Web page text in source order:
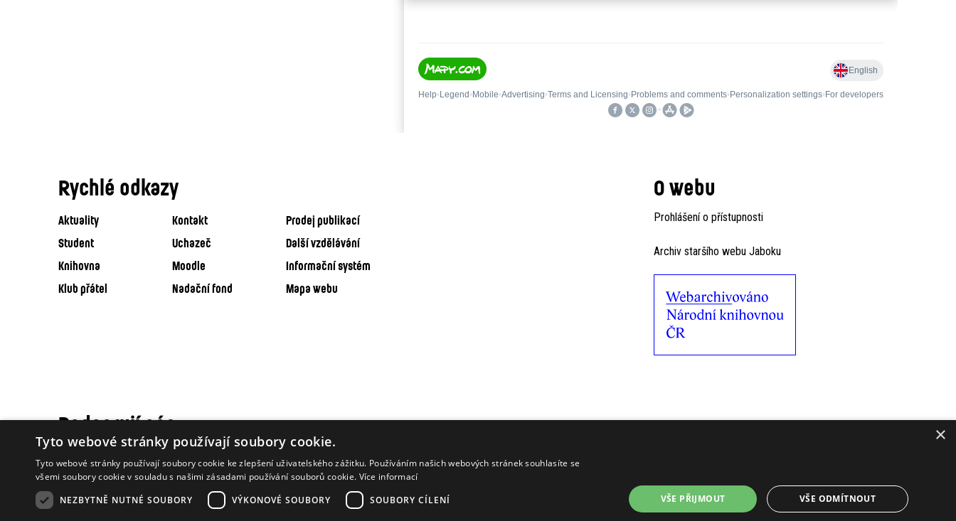
Rychlé odkazy
Aktuality Kontakt
Prodej publikací
Student
Uchazeč
Další vzdělávání
Knihovna
Moodle
Informační systém
Klub přátel
Nadační fond Mapa webu
O webu
Prohlášení o přístupnosti
Archiv staršího webu Jaboku
Podporují nás ×
Tyto webové stránky používají soubory cookie.
Tyto webové stránky používají soubory cookie ke zlepšení uživatelského zážitku. Používáním našich webových stránek souhlasíte se
všemi soubory cookie v souladu s našimi zásadami používání souborů cookie. Více informací
NEZBYTNĚ NUTNÉ SOUBORY
VÝKONOVÉ SOUBORY SOUBORY CÍLENÍ VŠE PŘIJMOUT VŠE ODMÍTNOUT